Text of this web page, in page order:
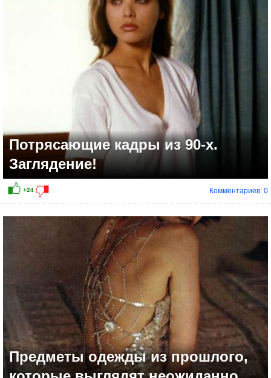
Потрясающие кадры из 90-х.
Заглядение!
Комментариев: 0
Предметы одежды из прошлого,